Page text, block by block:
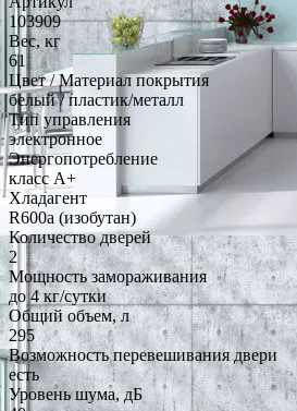
103909
Вес, кг
61
Цвет / Материал покрытия
белый / пластик/металл
Тип управления
электронное
Энергопотребление
класс A+
Хладагент
R600a (изобутан)
Количество дверей
2
Мощность замораживания
до 4 кг/cутки
Общий объем, л
295
Возможность перевешивания двери
есть
Уровень шума, дБ